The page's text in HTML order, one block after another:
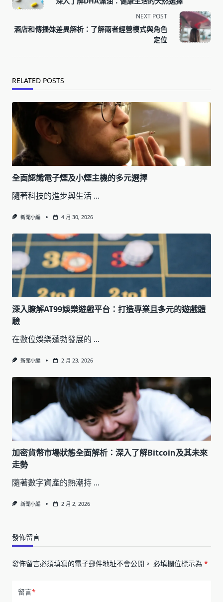
subtitle
reader-
NEXT POST
酒店和傳播妹差異解析：了解兩者經營模式與角色
定位
RELATED POSTS
全面認識電子煙及小煙主機的多元選擇
隨著科技的進步與生活 ...
新聞小編 4 月 30, 2026
深入瞭解AT99娛樂遊戲平台：打造專業且多元的遊戲體
驗
在數位娛樂蓬勃發展的 ...
新聞小編 2 月 23, 2026
加密貨幣市場狀態全面解析：深入了解Bitcoin及其未來
走勢
隨著數字資產的熱潮持 ...
新聞小編 2 月 2, 2026
發佈留言
發佈留言必須填寫的電子郵件地址不會公開。 必填欄位標示為 *
留言*